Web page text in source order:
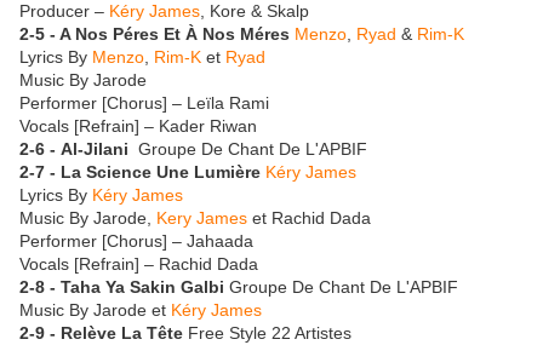
Producer – Kéry James , Kore & Skalp
2-5 - A Nos Péres Et À Nos Méres Menzo Ryad & Rim-K
Lyrics By Menzo Rim-K et Ryad
Music By Jarode
Performer [Chorus] – Leïla Rami
Vocals [Refrain] – Kader Riwan
2-6 - Al-Jilani Groupe De Chant De L'APBIF
2-7 - La Science Une Lumière Kéry James
Lyrics By Kéry James
Music By Jarode, Kery James et Rachid Dada
Performer [Chorus] – Jahaada
Vocals [Refrain] – Rachid Dada
2-8 - Taha Ya Sakin Galbi Groupe De Chant De L'APBIF
Music By Jarode et Kéry James
2-9 - Relève La Tête Free Style 22 Artistes